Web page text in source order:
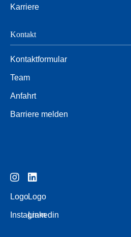
Karriere
Kontakt
Kontaktformular
Team
Anfahrt
Barriere melden
Logo
Instagram
Logo
Linkedin